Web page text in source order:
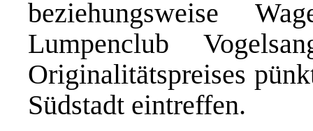
beziehungsweise
Lumpenclub
Originalitätspreises
Südstadt eintreffen.